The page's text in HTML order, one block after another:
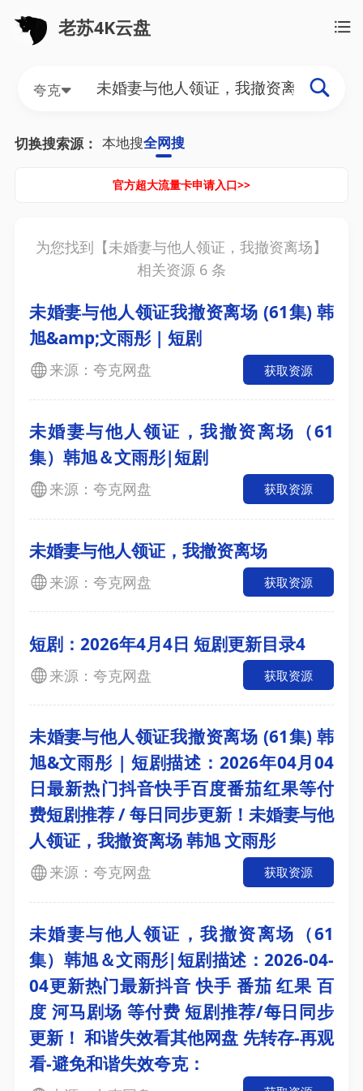
老苏4K云盘
夸克
切换搜索源： 本地搜全网搜
官方超大流量卡申请入口>>
为您找到【未婚妻与他人领证，我撤资离场】
相关资源 6 条
未婚妻与他人领证我撤资离场 (61集) 韩
旭&amp;文雨彤 | 短剧
来源：夸克网盘 获取资源
未婚妻与他人领证，我撤资离场（61
集）韩旭＆文雨彤|短剧
来源：夸克网盘 获取资源
未婚妻与他人领证，我撤资离场
来源：夸克网盘 获取资源
短剧：2026年4月4日 短剧更新目录4
来源：夸克网盘 获取资源
未婚妻与他人领证我撤资离场 (61集) 韩
旭&文雨彤 | 短剧描述：2026年04月04
日最新热门抖音快手百度番茄红果等付
费短剧推荐 / 每日同步更新！未婚妻与他
人领证，我撤资离场 韩旭 文雨彤
来源：夸克网盘 获取资源
未婚妻与他人领证，我撤资离场（61
集）韩旭＆文雨彤|短剧描述：2026-04-
04更新热门最新抖音 快手 番茄 红果 百
度 河马剧场 等付费 短剧推荐/每日同步
更新！ 和谐失效看其他网盘 先转存-再观
看-避免和谐失效夸克：